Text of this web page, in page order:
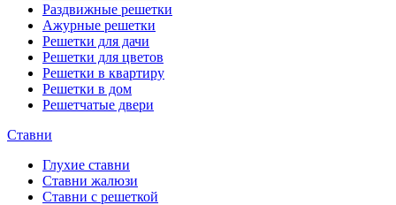
Раздвижные решетки
Ажурные решетки
Решетки для дачи
Решетки для цветов
Решетки в квартиру
Решетки в дом
Решетчатые двери
Ставни
Глухие ставни
Ставни жалюзи
Ставни с решеткой